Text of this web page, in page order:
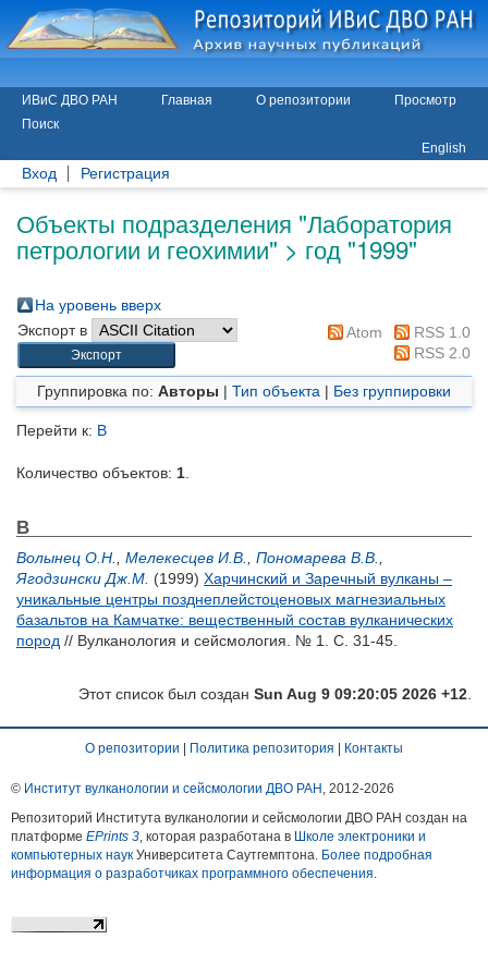
ИВиС ДВО РАН Главная О репозитории
Просмотр
Поиск
English
Вход Регистрация
Объекты подразделения "Лаборатория
петрологии и геохимии" > год "1999"
На уровень вверх
Экспорт в
Atom
RSS 1.0
RSS 2.0
Группировка по: Авторы | Тип объекта | Без группировки
Перейти к: В
Количество объектов: 1
В
Волынец О.Н. Мелекесцев И.В. Пономарева В.В.
Ягодзински Дж.М. (1999) Харчинский и Заречный вулканы –
уникальные центры позднеплейстоценовых магнезиальных
базальтов на Камчатке: вещественный состав вулканических
пород // Вулканология и сейсмология. № 1. С. 31-45.
Этот список был создан Sun Aug 9 09:20:05 2026 +12
О репозитории Политика репозитория Контакты
© Институт вулканологии и сейсмологии ДВО РАН , 2012-2026
Репозиторий Института вулканологии и сейсмологии ДВО РАН создан на
платформе EPrints 3, которая разработана в Школе электроники и
компьютерных наук Университета Саутгемптона. Более подробная
информация о разработчиках программного обеспечения.